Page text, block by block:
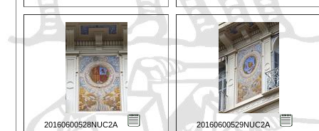
20160600528NUC2A 20160600529NUC2A